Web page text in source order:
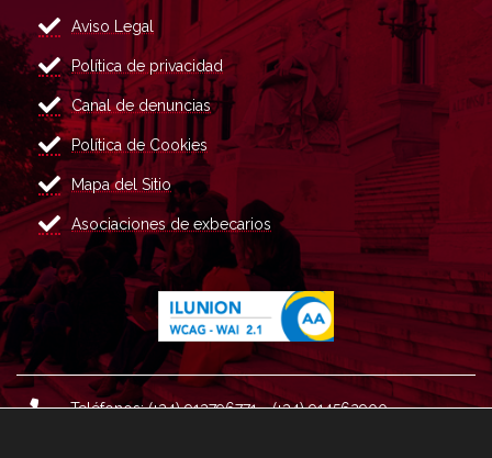
Aviso Legal
Política de privacidad
Canal de denuncias
Política de Cookies
Mapa del Sitio
Asociaciones de exbecarios
Teléfonos: (+34) 913796771 - (+34) 914562900